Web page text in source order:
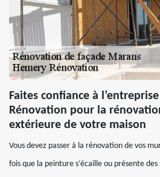
Faites confiance à
Rénovation pour la
extérieure de votre maison
Vous devez passer à la rénovation de vos
fois que la peinture s’écaille ou présente